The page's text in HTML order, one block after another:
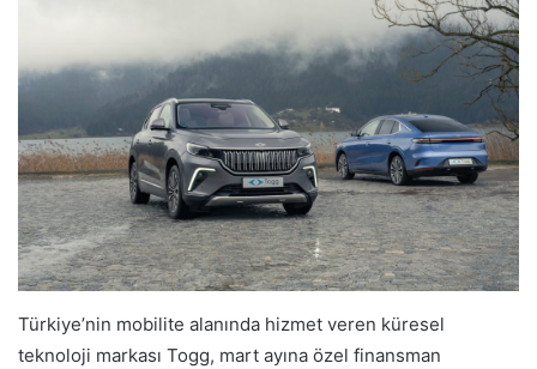
Türkiye’nin mobilite alanında hizmet veren küresel
teknoloji markası Togg, mart ayına özel finansman